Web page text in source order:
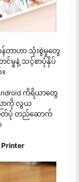
န်တာဟာ သုံးစွဲမှုတွေ
င်မှုနဲ့ သင့်စာပုံနှိပ်
ကိရိယာတွေ
ညာကို လွယ
ာတ်ပုံ တည်ဆောက်